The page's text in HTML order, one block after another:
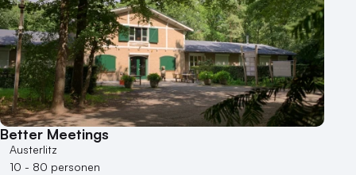
Groene locatie
Heisessie
Hotel
Hybride events
Industriële locatie
Kasteel en landgoed
Kleine / intieme locatie
Locaties aan zee
Better Meetings
Austerlitz
10 - 80 personen